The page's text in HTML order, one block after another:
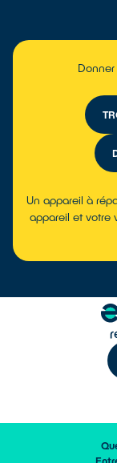
Un appareil à
appareil et votre